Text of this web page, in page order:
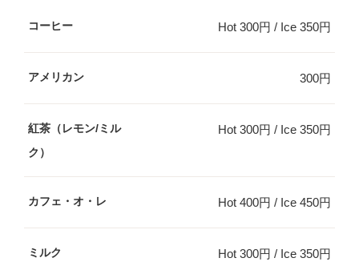
コーヒー Hot 300円 / Ice 350円
アメリカン 300円
紅茶（レモン/ミル
ク）
Hot 300円 / Ice 350円
カフェ・オ・レ Hot 400円 / Ice 450円
ミルク Hot 300円 / Ice 350円